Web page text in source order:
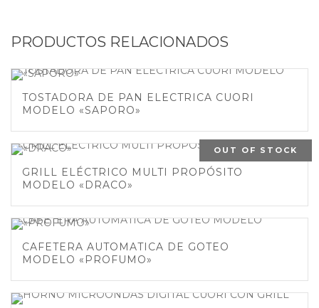
PRODUCTOS RELACIONADOS
TOSTADORA DE PAN ELECTRICA CUORI
MODELO «SAPORO»
OUT OF STOCK
GRILL ELÉCTRICO MULTI PROPÓSITO
MODELO «DRACO»
CAFETERA AUTOMATICA DE GOTEO
MODELO «PROFUMO»